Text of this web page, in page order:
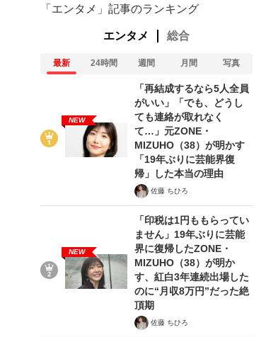
「エンタメ」記事のランキング
エンタメ 総合
最新 24時間 週間 月間 写真
NEW
「再結成するなら5人全員
がいい」「でも、どうし
ても連絡が取れなく
て…」元ZONE・
MIZUHO（38）が明かす
「19年ぶりに芸能界復
帰」した本当の理由
佐藤 ちひろ
NEW
「印税は1円ももらってい
ません」19年ぶりに芸能
界に復帰したZONE・
MIZUHO（38）が明か
す、紅白3年連続出場した
のに“月収8万円”だった絶
頂期
佐藤 ちひろ